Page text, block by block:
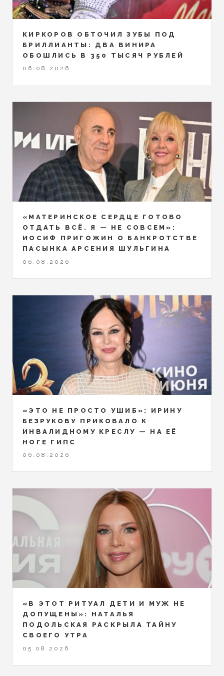
КИРКОРОВ ОБТОЧИЛ ЗУБЫ ПОД
БРИЛЛИАНТЫ: ДВА ВИНИРА
ОБОШЛИСЬ В 350 ТЫСЯЧ РУБЛЕЙ
06.08.2026
«МАТЕРИНСКОЕ СЕРДЦЕ ГОТОВО
ОТДАТЬ ВСЁ. Я — НЕ СОВСЕМ»:
ИОСИФ ПРИГОЖИН О БАНКРОТСТВЕ
ПАСЫНКА АРСЕНИЯ ШУЛЬГИНА
06.08.2026
«ЭТО НЕ ПРОСТО УШИБ»: ИРИНУ
БЕЗРУКОВУ ПРИКОВАЛО К
ИНВАЛИДНОМУ КРЕСЛУ — НА ЕЁ
НОГЕ ГИПС
06.08.2026
«В ЭТОТ РИТУАЛ ДЕТИ И МУЖ НЕ
ДОПУЩЕНЫ»: НАТАЛЬЯ
ПОДОЛЬСКАЯ РАСКРЫЛА ТАЙНУ
СВОЕГО УТРА
05.08.2026